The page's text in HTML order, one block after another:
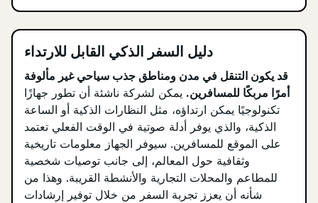
دليل السفر الذكي القابل للارتداء
قد يكون التنقل في مدن ومناطق جذب سياحي غير مألوفة
أمرًا مربكًا للمسافرين. يمكن لشركة ناشئة أن تطور جهازًا
تكنولوجيًا يمكن ارتداؤه، مثل النظارات الذكية أو الساعة
الذكية، والذي يوفر أدلة صوتية في الوقت الفعلي تعتمد
على الموقع للمسافرين. سيوفر الجهاز معلومات تاريخية
وثقافية حول المعالم، إلى جانب توصيات شخصية
للمطاعم والمحلات التجارية والأنشطة القريبة. وهذا من
شأنه أن يعزز تجربة السفر من خلال توفير إرشادات